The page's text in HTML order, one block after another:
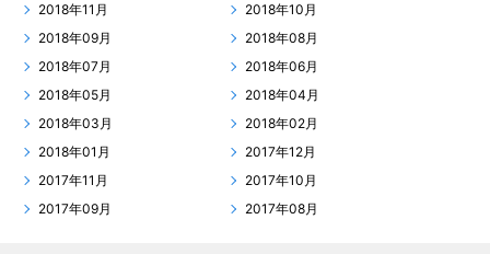
2018年11月
2018年10月
2018年09月
2018年08月
2018年07月
2018年06月
2018年05月
2018年04月
2018年03月
2018年02月
2018年01月
2017年12月
2017年11月
2017年10月
2017年09月
2017年08月